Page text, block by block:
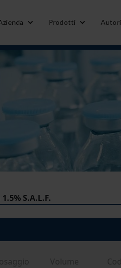
Prodotti
S.A.L.F.
Volume